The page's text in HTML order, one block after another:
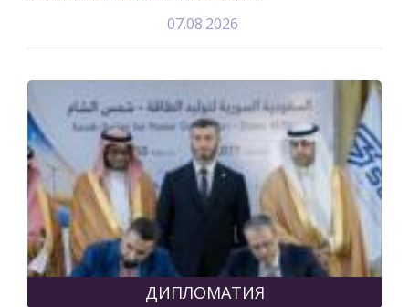
07.08.2026
ДИПЛОМАТИЯ